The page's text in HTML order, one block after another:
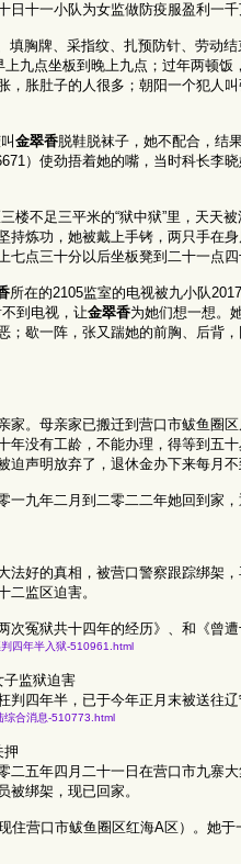
十一小队为女监做防疫服盈利一千
填胸牌、采指纹、扎预防针、劳动
九点坐板到晚上九点；过年两顿
胀肚子的人很多；朝阳一个犯人
金翠香脱鞋脱袜子，她不配合，结
）使劲捂着她的嘴，当时科长李
楼不足三平米的“狱中狱”里，天天
炼功，她被戴上手铐，两只手在
点三十分以后坐板凳到二十一点
所在的2105监室的电视被九小队
到电视，让金翠香为她们想一想。
；歇一阵，张又踹她的前胸、后背
家。母亲家已搬迁到营口市鲅鱼圈
没有工龄，不能办理，得等到五
声明放弃了，退休金办下来每月不
九年二月到二零二二年她回到家
好的真相，被营口警察跟踪绑架
监区迫害。
次冤狱共十四年的经历》、和《曾
四年半入狱-510961.html
子监狱迫害
判四年半，已于今年正月末被送往辽
综合消息-510773.html
押
二五年四月二十一日在营口市九寨
绑架，现已回家。
营口市鲅鱼圈区红海A区）。她于